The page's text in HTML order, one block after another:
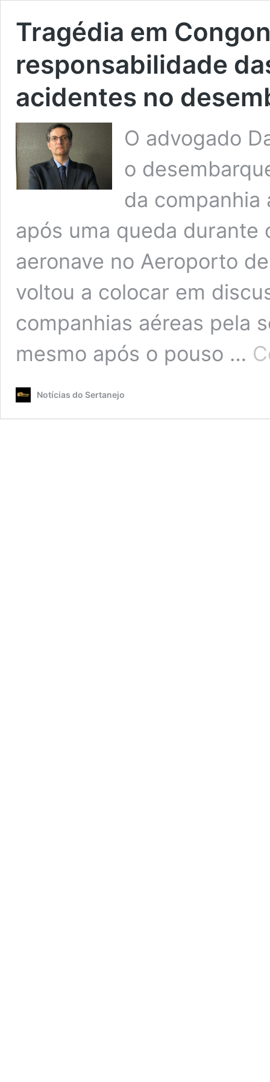
Tragédia em
responsabilidade
acidentes no
O advogado
o
da companhia
após uma queda durante
aeronave no Aeroporto
voltou a colocar em
companhias aéreas pela
mesmo após o pouso …
Notícias do Sertanejo